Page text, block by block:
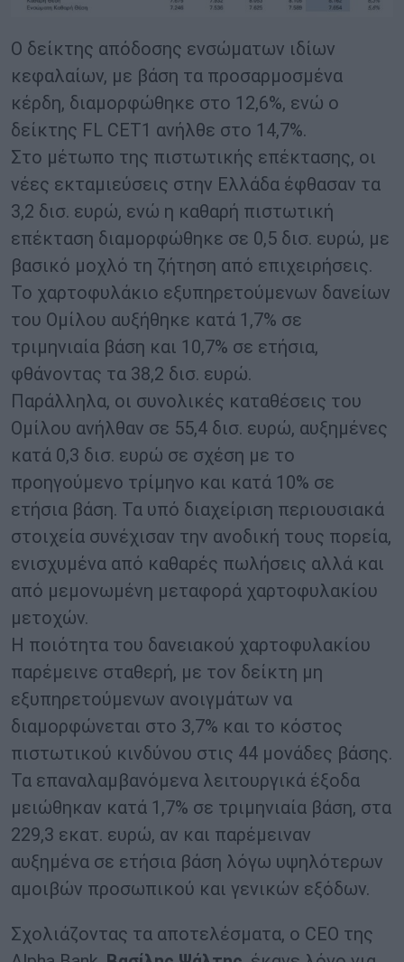
Ο δείκτης απόδοσης ενσώματων ιδίων
κεφαλαίων, με βάση τα προσαρμοσμένα
κέρδη, διαμορφώθηκε στο 12,6%, ενώ ο
δείκτης FL CET1 ανήλθε στο 14,7%.
Στο μέτωπο της πιστωτικής επέκτασης, οι
νέες εκταμιεύσεις στην Ελλάδα έφθασαν τα
3,2 δισ. ευρώ, ενώ η καθαρή πιστωτική
επέκταση διαμορφώθηκε σε 0,5 δισ. ευρώ, με
βασικό μοχλό τη ζήτηση από επιχειρήσεις.
Το χαρτοφυλάκιο εξυπηρετούμενων δανείων
του Ομίλου αυξήθηκε κατά 1,7% σε
τριμηνιαία βάση και 10,7% σε ετήσια,
φθάνοντας τα 38,2 δισ. ευρώ.
Παράλληλα, οι συνολικές καταθέσεις του
Ομίλου ανήλθαν σε 55,4 δισ. ευρώ, αυξημένες
κατά 0,3 δισ. ευρώ σε σχέση με το
προηγούμενο τρίμηνο και κατά 10% σε
ετήσια βάση. Τα υπό διαχείριση περιουσιακά
στοιχεία συνέχισαν την ανοδική τους πορεία,
ενισχυμένα από καθαρές πωλήσεις αλλά και
από μεμονωμένη μεταφορά χαρτοφυλακίου
μετοχών.
Η ποιότητα του δανειακού χαρτοφυλακίου
παρέμεινε σταθερή, με τον δείκτη μη
εξυπηρετούμενων ανοιγμάτων να
διαμορφώνεται στο 3,7% και το κόστος
πιστωτικού κινδύνου στις 44 μονάδες βάσης.
Τα επαναλαμβανόμενα λειτουργικά έξοδα
μειώθηκαν κατά 1,7% σε τριμηνιαία βάση, στα
229,3 εκατ. ευρώ, αν και παρέμειναν
αυξημένα σε ετήσια βάση λόγω υψηλότερων
αμοιβών προσωπικού και γενικών εξόδων.
Σχολιάζοντας τα αποτελέσματα, ο CEO της